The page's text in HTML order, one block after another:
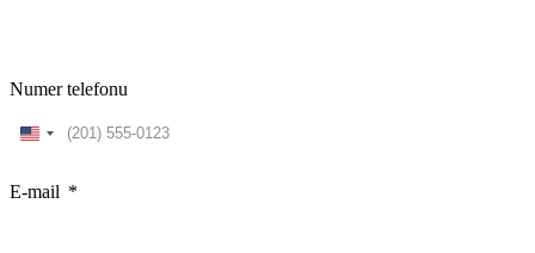
Numer telefonu
United
E-mail